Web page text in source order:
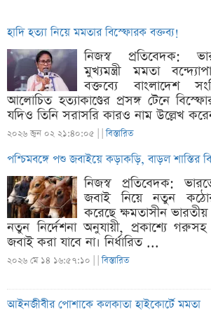
হাদি হত্যা নিয়ে মমতার বিস্ফোরক বক্তব্য!
নিজস্ব প্রতিবেদক:
মুখ্যমন্ত্রী মমতা
বক্তব্যে বাংলাদেশ
আলোচিত হত্যাকাণ্ডের প্রসঙ্গ টেনে
যদিও তিনি সরাসরি কারও নাম উল্লেখ
২০২৬ জুন ০২ ২১:৪০:০৫ | |বিস্তারিত
পশ্চিমবঙ্গে পশু জবাইয়ে কড়াকড়ি, বাড়ল শাস্তির
নিজস্ব প্রতিবেদক:
জবাই নিয়ে নতুন কঠোর
করেছে ক্ষমতাসীন ভারতীয়
নতুন নির্দেশনা অনুযায়ী, প্রকাশ্যে
জবাই করা যাবে না। নির্ধারিত ...
২০২৬ মে ১৪ ১৬:৫৭:১০ | |বিস্তারিত
আইনজীবীর পোশাকে কলকাতা হাইকোর্টে মমতা